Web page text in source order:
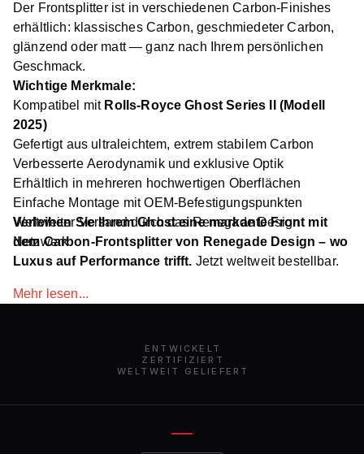
Der Frontsplitter ist in verschiedenen Carbon-Finishes
erhältlich: klassisches Carbon, geschmiedeter Carbon,
glänzend oder matt — ganz nach Ihrem persönlichen
Geschmack.
Wichtige Merkmale:
Kompatibel mit Rolls-Royce Ghost Series II (Modell
2025)
Gefertigt aus ultraleichtem, extrem stabilem Carbon
Verbesserte Aerodynamik und exklusive Optik
Erhältlich in mehreren hochwertigen Oberflächen
Einfache Montage mit OEM-Befestigungspunkten
Weltweiter Versand durch das Renegade Design
Netzwerk
Verleihen Sie Ihrem Ghost eine markante Front mit
dem Carbon-Frontsplitter von Renegade Design – wo
Luxus auf Performance trifft. Jetzt weltweit bestellbar.
Mehr lesen...
ENTWICKELT
ZERTIFIZIERT
WELTWEIT GELIEFERT